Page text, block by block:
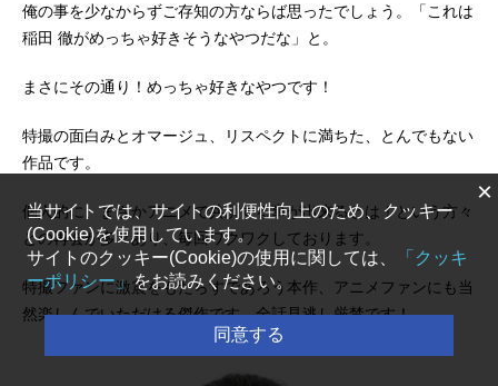
俺の事を少なからずご存知の方ならば思ったでしょう。「これは
稲田 徹がめっちゃ好きそうなやつだな」と。
まさにその通り！めっちゃ好きなやつです！
特撮の面白みとオマージュ、リスペクトに満ちた、とんでもない
作品です。
個人的に、まさかアニメで共演する事が出来るとは！という方々
との再会が多々あり、毎回ワクワクしております。
特撮ファンに激震をもたらすであろう本作、アニメファンにも当
然楽しんでいただける傑作です。全話見逃し厳禁です！
×
当サイトでは、サイトの利便性向上のため、クッキー
(Cookie)を使用しています。
サイトのクッキー(Cookie)の使用に関しては、
「クッキ
ーポリシー」をお読みください。
同意する